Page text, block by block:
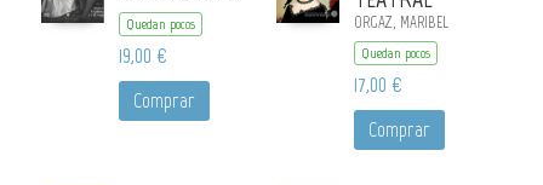
Quedan pocos
19,00 €
Comprar
ORGAZ, MARIBEL
Quedan pocos
17,00 €
Comprar